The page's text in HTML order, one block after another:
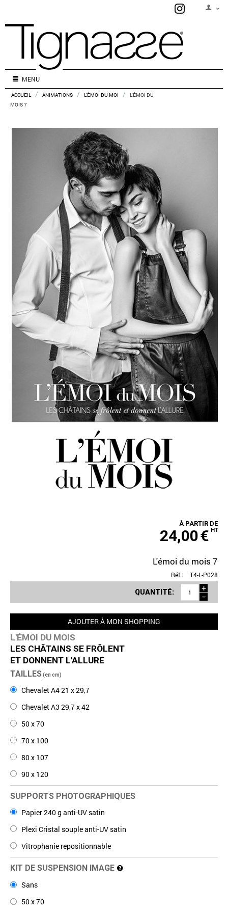
MENU
ACCUEIL / ANIMATIONS / L'ÉMOI DU MOI /
L'ÉMOI DU
MOIS 7
À PARTIR DE
24,00€ HT
L'émoi du mois 7
Réf.: T4-L-P028
QUANTITÉ:
+
−
AJOUTER À MON SHOPPING
L'ÉMOI DU MOIS
LES CHÂTAINS SE FRÔLENT
ET DONNENT L'ALLURE
TAILLES(en cm)
Chevalet A4 21 x 29,7
Chevalet A3 29,7 x 42
50 x 70
70 x 100
80 x 107
90 x 120
SUPPORTS PHOTOGRAPHIQUES
Papier 240 g anti-UV satin
Plexi Cristal souple anti-UV satin
Vitrophanie repositionnable
KIT DE SUSPENSION IMAGE
Sans
50 x 70